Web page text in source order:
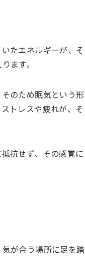
たエネルギーが、そ
ます。
のため眠気という形
トレスや疲れが、そ
抗せず、その感覚に
が合う場所に足を踏